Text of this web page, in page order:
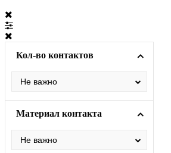
Кол-во контактов
Материал контакта